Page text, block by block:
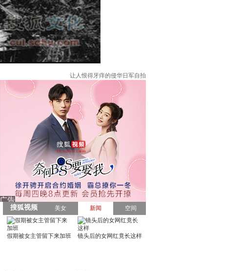
让人恨得牙痒的侵华日军自拍